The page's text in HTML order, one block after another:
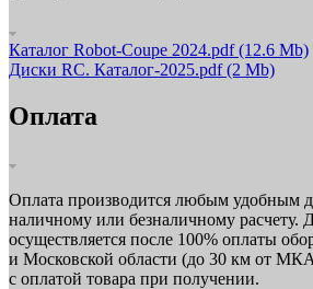
Каталог Robot-Coupe 2024.pdf(12.6 Mb)
Диски RC. Каталог-2025.pdf(2 Mb)
Оплата
Оплата производится любым удобным
наличному или безналичному расчету.
осуществляется после 100% оплаты
и Московской области (до 30 км от
с оплатой товара при получении.